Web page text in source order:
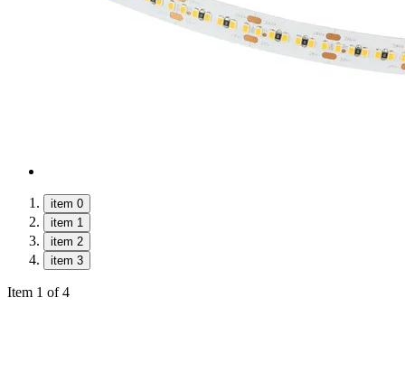
item 0
item 1
item 2
item 3
Item 1 of 4